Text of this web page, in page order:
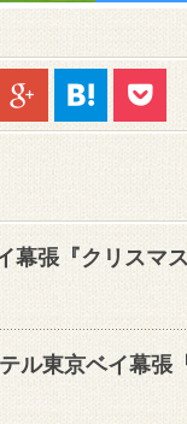
幕張『クリスマ
ル東京ベイ幕張